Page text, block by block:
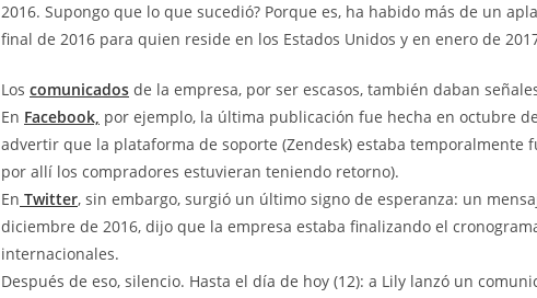
2016. Supongo que lo que sucedió? Porque es, ha habido más de un
final de 2016 para quien reside en los Estados Unidos y en enero de
Los comunicados de la empresa, por ser escasos, también daban
En Facebook, por ejemplo, la última publicación fue hecha en octubre
advertir que la plataforma de soporte (Zendesk) estaba temporalmente
por allí los compradores estuvieran teniendo retorno).
En Twitter, sin embargo, surgió un último signo de esperanza: un
diciembre de 2016, dijo que la empresa estaba finalizando el
internacionales.
Después de eso, silencio. Hasta el día de hoy (12): a Lily lanzó un